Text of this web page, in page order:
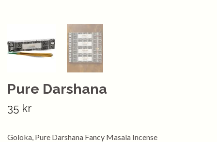
Pure Darshana
35 kr
Goloka, Pure Darshana Fancy Masala Incense